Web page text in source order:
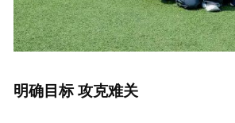
明确目标 攻克难关